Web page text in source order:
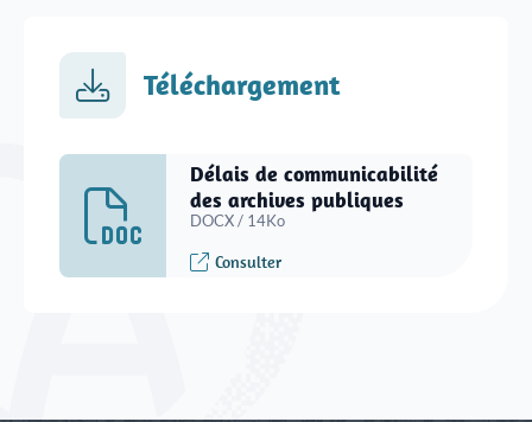
Téléchargement
Délais de communicabilité
des archives publiques
DOCX / 14Ko
Consulter